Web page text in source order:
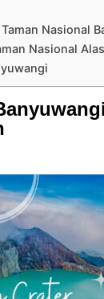
Nasional
Nasional